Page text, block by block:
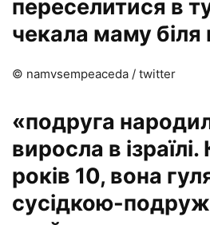
переселитися в
чекала маму біля
© namvsempeaceda / twitter
«подруга
виросла в
років 10, вона
сусідкою-